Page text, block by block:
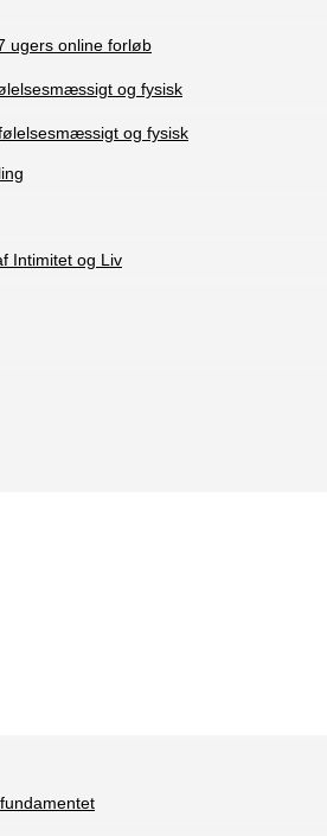
ugers online forløb
og fysisk
og fysisk
Intimitet og Liv